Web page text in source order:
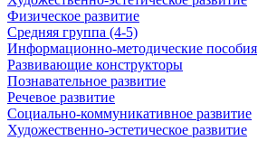
Физическое развитие
Средняя группа (4-5)
Информационно-методические пособия
Развивающие конструкторы
Познавательное развитие
Речевое развитие
Социально-коммуникативное развитие
Художественно-эстетическое развитие